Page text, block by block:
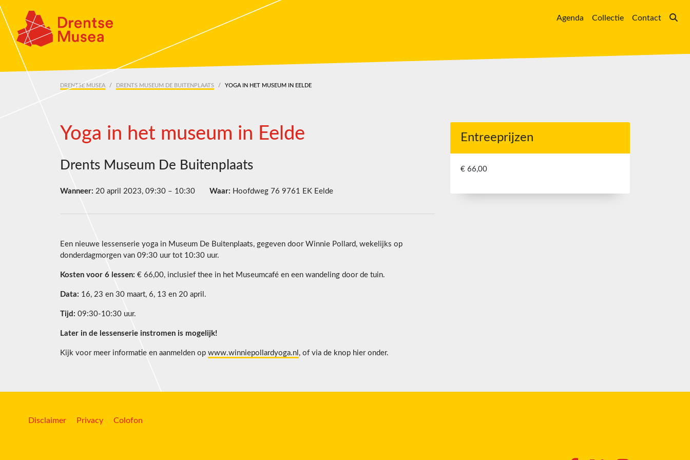
Skip navigation
Agenda Collectie Contact
DRENTSE MUSEA DRENTS MUSEUM DE BUITENPLAATS YOGA IN HET MUSEUM IN EELDE
Yoga in het museum in Eelde
Drents Museum De Buitenplaats
Wanneer: 20 april 2023, 09:30 – 10:30 Waar: Hoofdweg 76 9761 EK Eelde
Een nieuwe lessenserie yoga in Museum De Buitenplaats, gegeven door Winnie Pollard, wekelijks op
donderdagmorgen van 09:30 uur tot 10:30 uur.
Kosten voor 6 lessen: € 66,00, inclusief thee in het Museumcafé en een wandeling door de tuin.
Data: 16, 23 en 30 maart, 6, 13 en 20 april.
Tijd: 09:30-10:30 uur.
Later in de lessenserie instromen is mogelijk!
Kijk voor meer informatie en aanmelden op www.winniepollardyoga.nl , of via de knop hier onder.
Entreeprijzen
€ 66,00
Disclaimer Privacy Colofon